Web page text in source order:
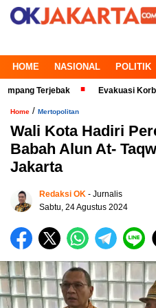
HOME NASIONAL POLITIK
Evakuasi Korban,
Home / Mertopolitan
Wali Kota Hadiri
Babah Alun At-
Jakarta
Redaksi OK - Jurnalis
Sabtu, 24 Agustus 2024